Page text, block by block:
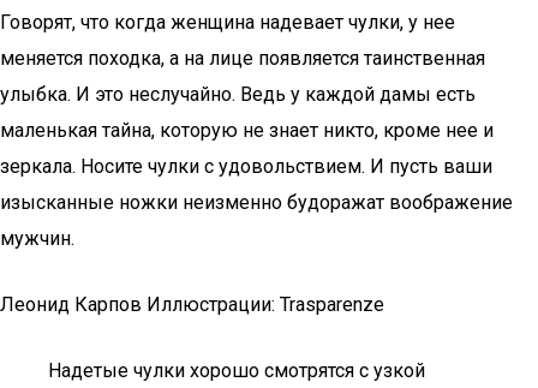
Говорят, что когда женщина надевает чулки, у нее
меняется походка, а на лице появляется таинственная
улыбка. И это неслучайно. Ведь у каждой дамы есть
маленькая тайна, которую не знает никто, кроме нее и
зеркала. Носите чулки с удовольствием. И пусть ваши
изысканные ножки неизменно будоражат воображение
мужчин.
Леонид Карпов Иллюстрации: Trasparenze
Надетые чулки хорошо смотрятся с узкой